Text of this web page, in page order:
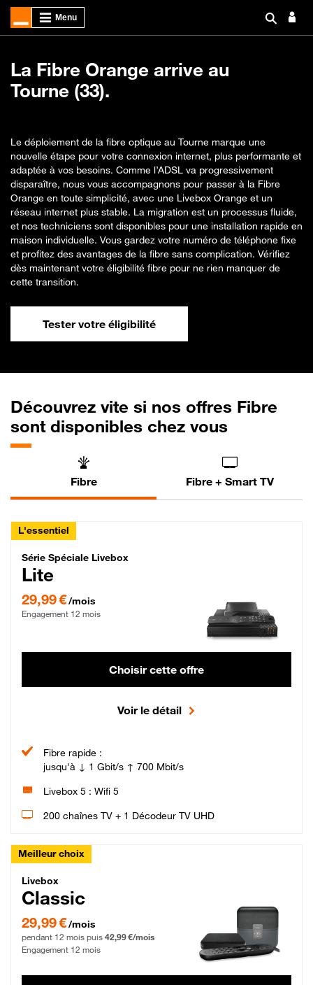
La Fibre Orange arrive au
Tourne (33).
Le déploiement de la fibre optique au Tourne marque une
nouvelle étape pour votre connexion internet, plus performante et
adaptée à vos besoins. Comme l’ADSL va progressivement
disparaître, nous vous accompagnons pour passer à la Fibre
Orange en toute simplicité, avec une Livebox Orange et un
réseau internet plus stable. La migration est un processus fluide,
et nos techniciens sont disponibles pour une installation rapide en
maison individuelle. Vous gardez votre numéro de téléphone fixe
et profitez des avantages de la fibre sans complication. Vérifiez
dès maintenant votre éligibilité fibre pour ne rien manquer de
cette transition.
Tester votre éligibilité
Découvrez vite si nos offres Fibre
sont disponibles chez vous
Fibre Fibre + Smart TV
L'essentiel
Série Spéciale Livebox Lite Fibre
Série Spéciale Livebox
Lite
29,99 €/mois
Engagement 12 mois
Choisir cette offre
Voir le détail
Fibre rapide :
jusqu'à ↓ 1 Gbit/s ↑ 700 Mbit/s
Livebox 5 : Wifi 5
200 chaînes TV + 1 Décodeur TV UHD
Meilleur choix
Livebox Classic Fibre
Livebox
Classic
29,99 € par mois pendant 12 mois puis 42,99 € par mois, Engagement 12 mois
29,99 €/mois
pendant 12 mois puis 42,99 €/mois
Engagement 12 mois